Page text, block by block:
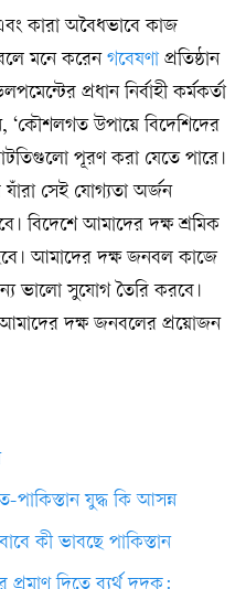
কারা অবৈধভাবে কাজ
মনে করেন গবেষণাপ্রতিষ্ঠান
প্রধান নির্বাহী কর্মকর্তা
‘কৌশলগত উপায়ে বিদেশিদের
পূরণ করা যেতে পারে।
সেই যোগ্যতা অর্জন
বিদেশে আমাদের দক্ষ শ্রমিক
আমাদের দক্ষ জনবল কাজে
ভালো সুযোগ তৈরি করবে।
আমাদের দক্ষ জনবলের প্রয়োজন
পাকিস্তান যুদ্ধ কি আসন্ন
কী ভাবছে পাকিস্তান